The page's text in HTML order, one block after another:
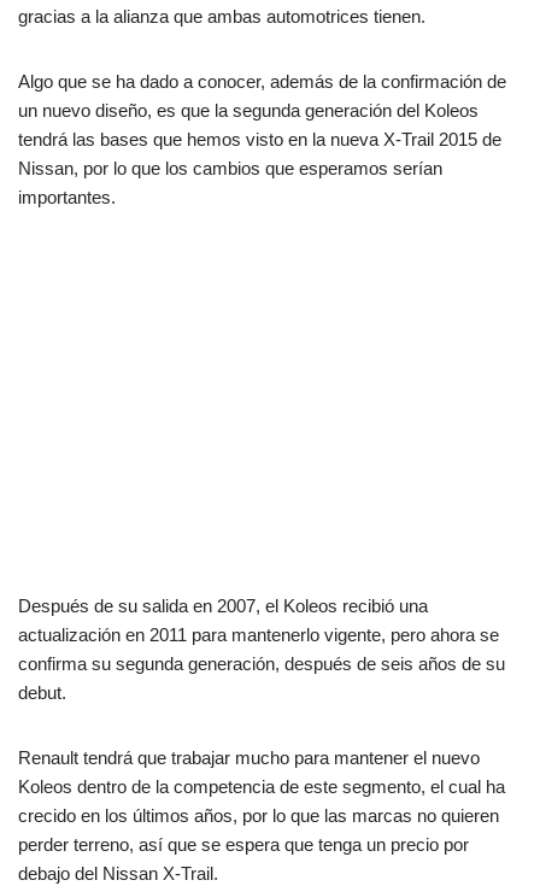
gracias a la alianza que ambas automotrices tienen.
Algo que se ha dado a conocer, además de la confirmación de
un nuevo diseño, es que la segunda generación del Koleos
tendrá las bases que hemos visto en la nueva X-Trail 2015 de
Nissan, por lo que los cambios que esperamos serían
importantes.
Después de su salida en 2007, el Koleos recibió una
actualización en 2011 para mantenerlo vigente, pero ahora se
confirma su segunda generación, después de seis años de su
debut.
Renault tendrá que trabajar mucho para mantener el nuevo
Koleos dentro de la competencia de este segmento, el cual ha
crecido en los últimos años, por lo que las marcas no quieren
perder terreno, así que se espera que tenga un precio por
debajo del Nissan X-Trail.